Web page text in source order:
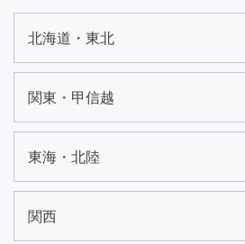
北海道・東北
関東・甲信越
東海・北陸
関西